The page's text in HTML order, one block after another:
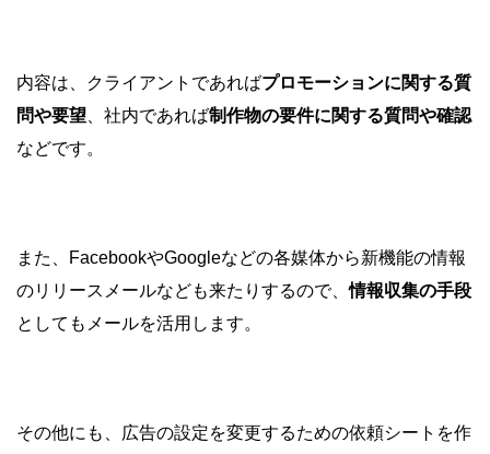
内容は、クライアントであればプロモーションに関する質
問や要望 、社内であれば制作物の要件に関する質問や確認
などです。
また、FacebookやGoogleなどの各媒体から新機能の情報
のリリースメールなども来たりするので、情報収集の手段
としてもメールを活用します。
その他にも、広告の設定を変更するための依頼シートを作